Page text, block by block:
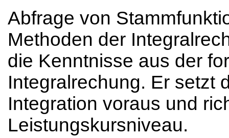
Abfrage von
Methoden der
die Kenntnisse aus der
Integralrechung. Er setzt
Integration voraus und
Leistungskursniveau.